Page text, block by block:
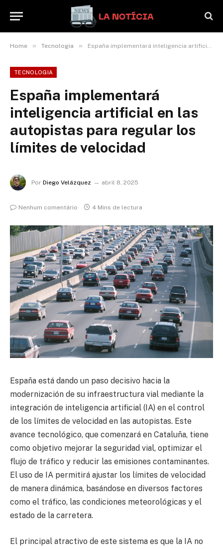
Home » Tecnologia » España implementará inteligencia artificial en las autopistas para regular los límites de velocidad
TECNOLOGIA
España implementará
inteligencia artificial en las
autopistas para regular los
límites de velocidad
Por Diego Velázquez abril 8, 2025
Nenhum comentário 4 Mins de lectura
España está dando un paso decisivo hacia la
modernización de su infraestructura vial mediante la
integración de inteligencia artificial (IA) en el control
de los límites de velocidad en las autopistas. Este
avance tecnológico, que comenzará en Cataluña, tiene
como objetivo mejorar la seguridad vial, optimizar el
flujo de tráfico y reducir las emisiones contaminantes.
El uso de IA permitirá ajustar los límites de velocidad
de manera dinámica, basándose en diversos factores
como el tráfico, las condiciones meteorológicas y el
estado de la carretera.
El principal atractivo de este sistema es que la IA no